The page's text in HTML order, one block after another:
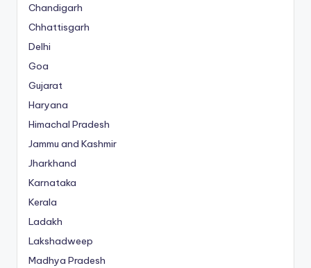
Chandigarh
Chhattisgarh
Delhi
Goa
Gujarat
Haryana
Himachal Pradesh
Jammu and Kashmir
Jharkhand
Karnataka
Kerala
Ladakh
Lakshadweep
Madhya Pradesh